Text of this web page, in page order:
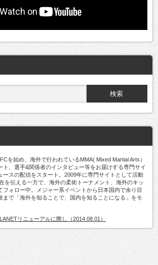
を始め、海外で行われているMMA( Mixed Martial Arts）
ト、選手&関係者のインタビュー等をお届けする専門サイ
ースの配信をスタート。2009年に専門サイトとして活動
を伝える一方で、海外の柔術トーナメント、海外のキッ
フォロー中。メジャー系イベントから日本国内で余り目
まで「海外を知ることで、国内を知ることになる」をモ
リニューアルに際し（2014.08.01）